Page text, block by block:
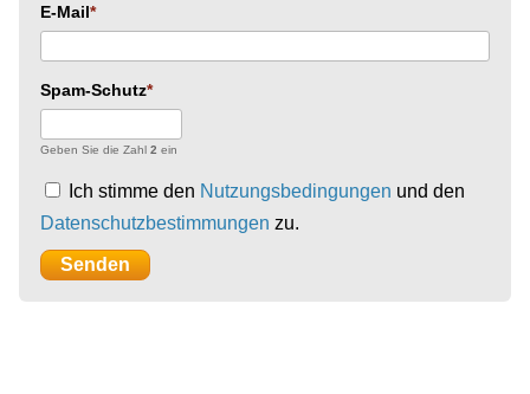
E-Mail
Spam-Schutz
Geben Sie die Zahl 2 ein
Ich stimme den Nutzungsbedingungen und den
Datenschutzbestimmungen zu.